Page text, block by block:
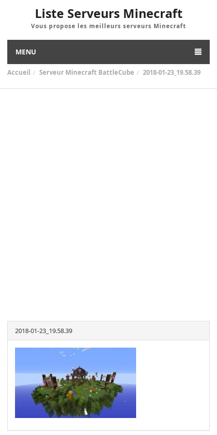
Liste Serveurs Minecraft
Vous propose les meilleurs serveurs Minecraft
MENU
Accueil Serveur Minecraft BattleCube 2018-01-23_19.58.39
2018-01-23_19.58.39